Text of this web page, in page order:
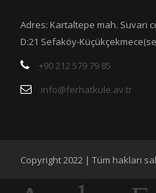
Adres: Kartaltepe mah. Suvari
D:21 Sefaköy-
+90 212 579 79 85
info@ferhatkule.av.tr
Copyright 2022 | Tüm hakları